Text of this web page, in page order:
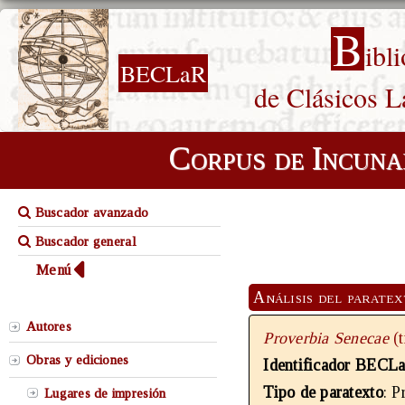
BECLaR B
de Clásicos
Corpus de
Buscador avanzado
Buscador general
Menú
Autores
Obras y ediciones
Lugares de impresión
Análisis del
Proverbia Senecae
Identificador
Tipo de paratexto: